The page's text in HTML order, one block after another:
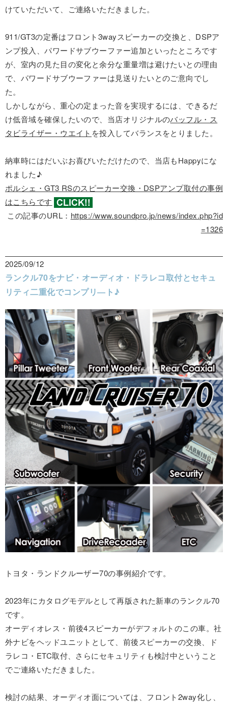
けていただいて、ご連絡いただきました。
911/GT3の定番はフロント3wayスピーカーの交換と、DSPア
ンプ投入、パワードサブウーファー追加といったところです
が、室内の見た目の変化と余分な重量増は避けたいとの理由
で、パワードサブウーファーは見送りたいとのご意向でし
た。
しかしながら、重心の定まった音を実現するには、できるだ
け低音域を確保したいので、当店オリジナルのバッフル・ス
タビライザー・ウエイト を投入してバランスをとりました。
納車時にはだいぶお喜びいただけたので、当店もHappyにな
れました♪
ポルシェ・GT3 RSのスピーカー交換・DSPアンプ取付の事例
はこちらです
この記事のURL： https://www.soundpro.jp/news/index.php?id
=1326
2025/09/12
ランクル70をナビ・オーディオ・ドラレコ取付とセキュ
リティ二重化でコンプリ―ト♪
トヨタ・ランドクルーザー70の事例紹介です。
2023年にカタログモデルとして再版された新車のランクル70
です。
オーディオレス・前後4スピーカーがデフォルトのこの車。社
外ナビをヘッドユニットとして、前後スピーカーの交換、ド
ラレコ・ETC取付、さらにセキュリティも検討中ということ
でご連絡いただきました。
検討の結果、オーディオ面については、フロント2way化し、